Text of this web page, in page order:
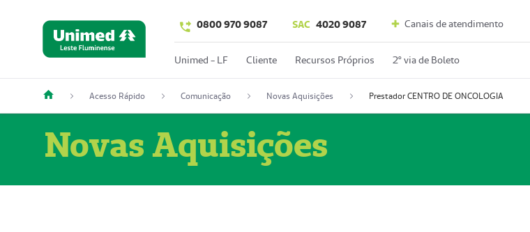
0800 970 9087 SAC 4020 9087 Canais de atendimento
Unimed - LF Cliente Recursos Próprios 2º via de Boleto
Acesso Rápido Comunicação Novas Aquisições Prestador CENTRO DE ONCOLOGIA
Novas Aquisições